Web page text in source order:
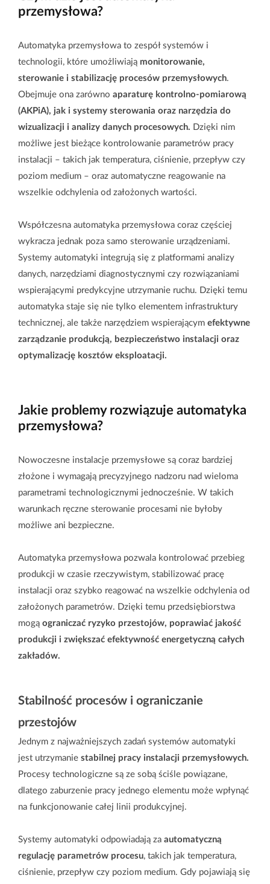
przemysłowa?
Automatyka przemysłowa to zespół systemów i
technologii, które umożliwiają monitorowanie,
sterowanie i stabilizację procesów przemysłowych.
Obejmuje ona zarówno aparaturę kontrolno-pomiarową
(AKPiA), jak i systemy sterowania oraz narzędzia do
wizualizacji i analizy danych procesowych. Dzięki nim
możliwe jest bieżące kontrolowanie parametrów pracy
instalacji – takich jak temperatura, ciśnienie, przepływ czy
poziom medium – oraz automatyczne reagowanie na
wszelkie odchylenia od założonych wartości.
Współczesna automatyka przemysłowa coraz częściej
wykracza jednak poza samo sterowanie urządzeniami.
Systemy automatyki integrują się z platformami analizy
danych, narzędziami diagnostycznymi czy rozwiązaniami
wspierającymi predykcyjne utrzymanie ruchu. Dzięki temu
automatyka staje się nie tylko elementem infrastruktury
technicznej, ale także narzędziem wspierającym efektywne
zarządzanie produkcją, bezpieczeństwo instalacji oraz
optymalizację kosztów eksploatacji.
Jakie problemy rozwiązuje automatyka
przemysłowa?
Nowoczesne instalacje przemysłowe są coraz bardziej
złożone i wymagają precyzyjnego nadzoru nad wieloma
parametrami technologicznymi jednocześnie. W takich
warunkach ręczne sterowanie procesami nie byłoby
możliwe ani bezpieczne.
Automatyka przemysłowa pozwala kontrolować przebieg
produkcji w czasie rzeczywistym, stabilizować pracę
instalacji oraz szybko reagować na wszelkie odchylenia od
założonych parametrów. Dzięki temu przedsiębiorstwa
mogą ograniczać ryzyko przestojów, poprawiać jakość
produkcji i zwiększać efektywność energetyczną całych
zakładów.
Stabilność procesów i ograniczanie
przestojów
Jednym z najważniejszych zadań systemów automatyki
jest utrzymanie stabilnej pracy instalacji przemysłowych.
Procesy technologiczne są ze sobą ściśle powiązane,
dlatego zaburzenie pracy jednego elementu może wpłynąć
na funkcjonowanie całej linii produkcyjnej.
Systemy automatyki odpowiadają za automatyczną
regulację parametrów procesu, takich jak temperatura,
ciśnienie, przepływ czy poziom medium. Gdy pojawiają się